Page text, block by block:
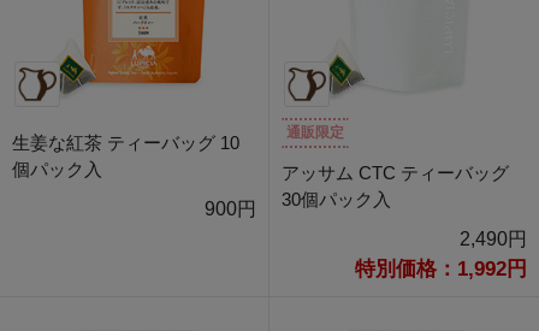
生姜な紅茶 ティーバッグ 10
個パック入
900円
通販限定
アッサム CTC ティーバッグ
30個パック入
2,490円
特別価格：1,992円